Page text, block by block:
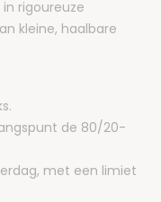
rigoureuze
kleine, haalbare
de 80/20-
met een limiet